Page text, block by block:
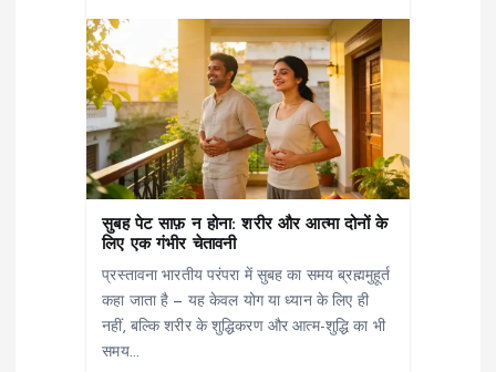
सुबह पेट साफ़ न होना: शरीर और आत्मा दोनों के
लिए एक गंभीर चेतावनी
प्रस्तावना भारतीय परंपरा में सुबह का समय ब्रह्ममुहूर्त
कहा जाता है — यह केवल योग या ध्यान के लिए ही
नहीं, बल्कि शरीर के शुद्धिकरण और आत्म-शुद्धि का भी
समय…